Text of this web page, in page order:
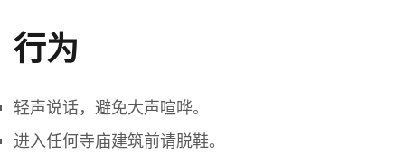
行为
轻声说话，避免大声喧哗。
进入任何寺庙建筑前请脱鞋。